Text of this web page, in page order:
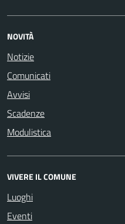
NOVITÀ
Notizie
Comunicati
Avvisi
Scadenze
Modulistica
VIVERE IL COMUNE
Luoghi
Eventi